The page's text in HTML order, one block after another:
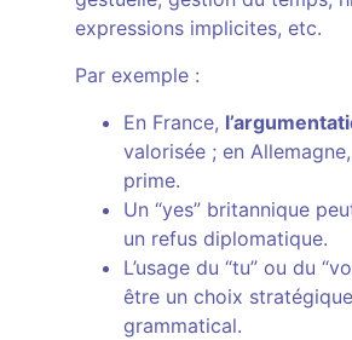
expressions implicites, etc.
Par exemple :
En France,
valorisée ; en Allemagne,
prime.
Un “yes” britannique
un refus diplomatique.
L’usage du “tu” ou du
être un choix
grammatical.